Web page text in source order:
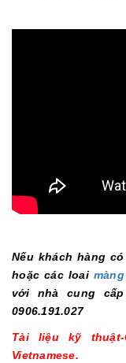
Nếu khách hàng
hoặc các loai
với nhà cung
0906.191.027
Tài liệu kỹ thuật-
Vietnamese.